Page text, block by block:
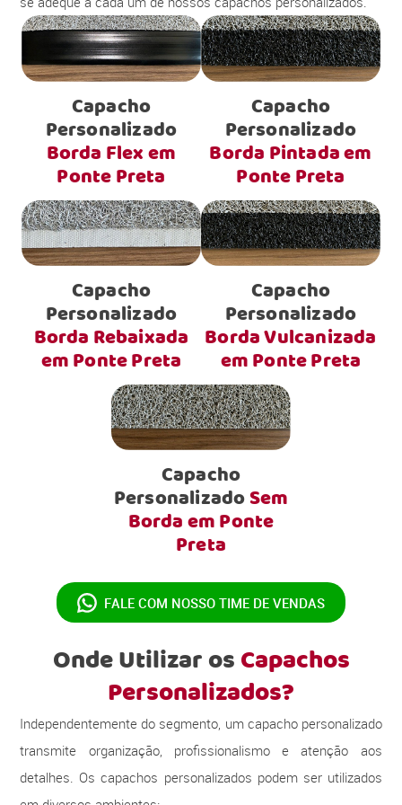
Capacho
Personalizado
Borda Flex em
Ponte Preta
Capacho
Personalizado
Borda Pintada em
Ponte Preta
Capacho
Personalizado
Borda Rebaixada
em Ponte Preta
Capacho
Personalizado
Borda Vulcanizada
em Ponte Preta
Capacho
PersonalizadoSem
Borda em Ponte
Preta
FALE COM NOSSO TIME DE VENDAS
Onde Utilizar osCapachos
Personalizados?
Independentemente do segmento, um capacho personalizado
transmite organização, profissionalismo e atenção aos
detalhes. Os capachos personalizados podem ser utilizados